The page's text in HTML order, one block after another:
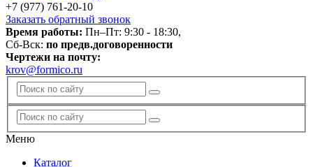
+7 (977) 761-20-10
Заказать обратный звонок
Время работы: Пн–Пт: 9:30 - 18:30,
Сб-Вск: по предв.договоренности
Чертежи на почту:
krov@formico.ru
Меню
Каталог